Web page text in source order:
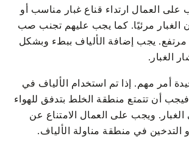
على العمال ارتداء قناع غبار مناسب أو
الغبار مرئيًا. كما يجب عليهم تجنب صب
مرتفع. يجب إضافة الألياف ببطء وبشكل
الغبار.
أمر مهم. إذا تم استخدام الألياف في
فيجب أن تتمتع منطقة الخلط بتدفق للهواء
ويجب على العمال الامتناع عن
التدخين في منطقة مناولة الألياف.